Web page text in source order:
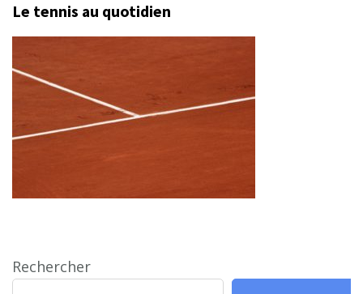
Le tennis au quotidien
Rechercher